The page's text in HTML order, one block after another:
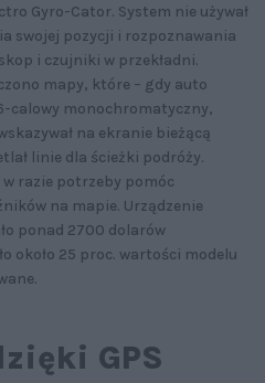
Gyro-Cator. System nie używał
swojej pozycji i rozpoznawania
i czujniki w przekładni.
mapy, które – gdy auto
calowy monochromatyczny,
na ekranie bieżącą
linie dla ścieżki podróży.
w razie potrzeby pomóc
na mapie. Urządzenie
ponad 2700 dolarów
około 25 proc. wartości modelu
GPS